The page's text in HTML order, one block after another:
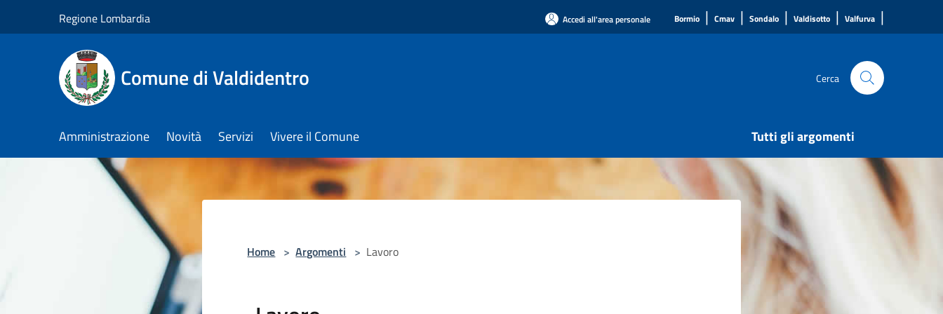
Regione Lombardia Accedi all'area personale Bormio | Cmav | Sondalo | Valdisotto | Valfurva |
Comune di Valdidentro Cerca
Amministrazione Novità Servizi Vivere il Comune Tutti gli argomenti
Home > Argomenti > Lavoro